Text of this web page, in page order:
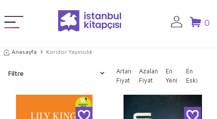
0
Anasayfa Koridor Yayıncılık
Filtre
Artan
Fiyat
Azalan
Fiyat
En
Yeni
En
Eski